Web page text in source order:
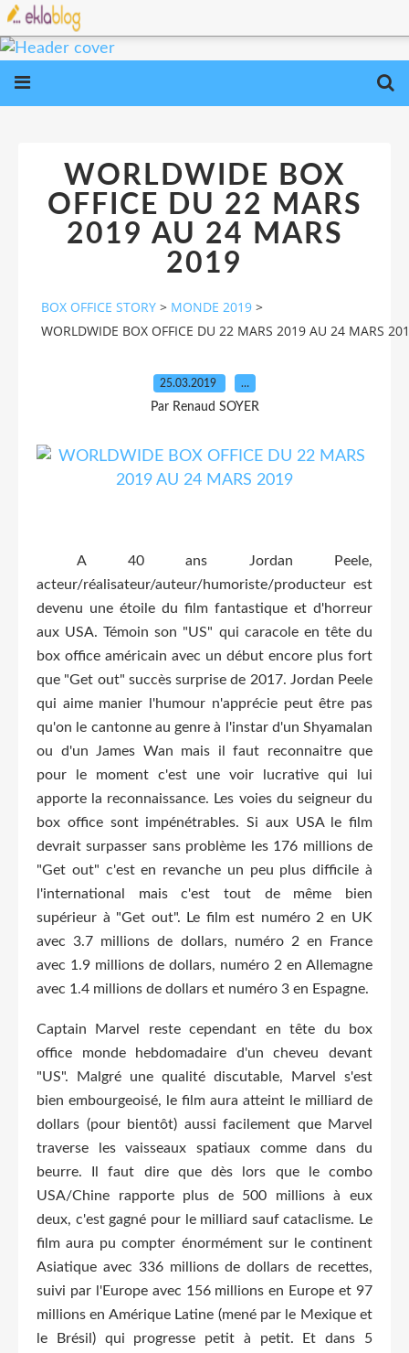
WORLDWIDE BOX
OFFICE DU 22 MARS
2019 AU 24 MARS
2019
BOX OFFICE STORY > MONDE 2019 >
WORLDWIDE BOX OFFICE DU 22 MARS 2019 AU 24 MARS
25.03.2019 …
Par Renaud SOYER
A 40 ans Jordan Peele,
acteur/réalisateur/auteur/humoriste/producteur est
devenu une étoile du film fantastique et d'horreur
aux USA. Témoin son "US" qui caracole en tête du
box office américain avec un début encore plus fort
que "Get out" succès surprise de 2017. Jordan Peele
qui aime manier l'humour n'apprécie peut être pas
qu'on le cantonne au genre à l'instar d'un Shyamalan
ou d'un James Wan mais il faut reconnaitre que
pour le moment c'est une voir lucrative qui lui
apporte la reconnaissance. Les voies du seigneur du
box office sont impénétrables. Si aux USA le film
devrait surpasser sans problème les 176 millions de
"Get out" c'est en revanche un peu plus difficile à
l'international mais c'est tout de même bien
supérieur à "Get out". Le film est numéro 2 en UK
avec 3.7 millions de dollars, numéro 2 en France
avec 1.9 millions de dollars, numéro 2 en Allemagne
avec 1.4 millions de dollars et numéro 3 en Espagne.
Captain Marvel reste cependant en tête du box
office monde hebdomadaire d'un cheveu devant
"US". Malgré une qualité discutable, Marvel s'est
bien embourgeoisé, le film aura atteint le milliard de
dollars (pour bientôt) aussi facilement que Marvel
traverse les vaisseaux spatiaux comme dans du
beurre. Il faut dire que dès lors que le combo
USA/Chine rapporte plus de 500 millions à eux
deux, c'est gagné pour le milliard sauf cataclisme. Le
film aura pu compter énormément sur le continent
Asiatique avec 336 millions de dollars de recettes,
suivi par l'Europe avec 156 millions en Europe et 97
millions en Amérique Latine (mené par le Mexique et
le Brésil) qui progresse petit à petit. Et dans 5